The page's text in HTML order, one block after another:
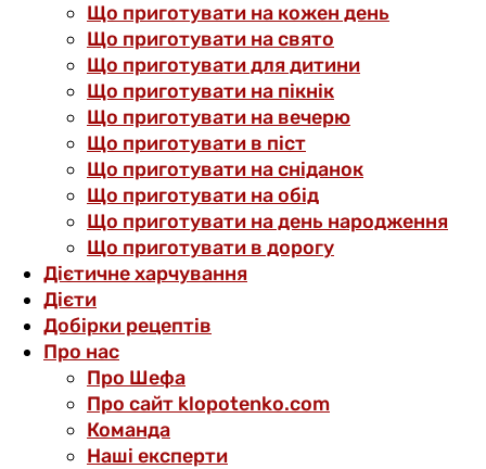
Що приготувати на кожен день
Що приготувати на свято
Що приготувати для дитини
Що приготувати на пікнік
Що приготувати на вечерю
Що приготувати в піст
Що приготувати на сніданок
Що приготувати на обід
Що приготувати на день народження
Що приготувати в дорогу
Дієтичне харчування
Дієти
Добірки рецептів
Про нас
Про Шефа
Про сайт klopotenko.com
Команда
Наші експерти